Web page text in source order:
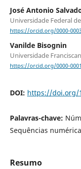
José Antonio
Universidade Federal
https://orcid.org/0000-
Vanilde Bisognin
Universidade
https://orcid.org/0000-
DOI: https://doi.org/
Palavras-chave:
Sequências
Resumo